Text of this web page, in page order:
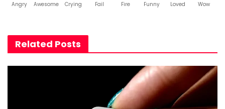
Angry Awesome Crying Fail Fire Funny Loved Wow
Related Posts